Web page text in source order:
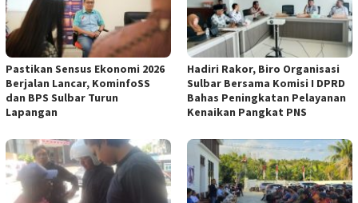
Pastikan Sensus Ekonomi 2026
Berjalan Lancar, KominfoSS
dan BPS Sulbar Turun
Lapangan
Hadiri Rakor, Biro Organisasi
Sulbar Bersama Komisi I DPRD
Bahas Peningkatan Pelayanan
Kenaikan Pangkat PNS